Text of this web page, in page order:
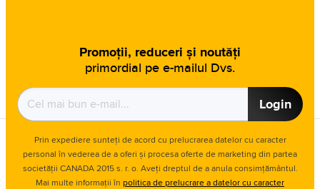
Promoții, reduceri și noutăți
primordial pe e-mailul Dvs.
Login
Prin expediere sunteți de acord cu prelucrarea datelor cu caracter
personal în vederea de a oferi și procesa oferte de marketing din partea
societății CANADA 2015 s. r. o. Aveți dreptul de a anula consimțământul.
Mai multe informații în politica de prelucrare a datelor cu caracter